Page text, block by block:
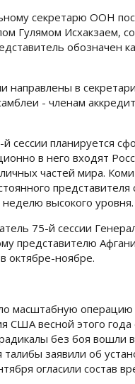
секретарю ООН
Гулямом Исхакзаем,
обозначен
направлены в
- членам
сессии планируется
в него входят
частей мира.
высокого уровня.
75-й сессии
представителю
октябре-ноябре.
масштабную операцию
США весной этого
без боя вошли
талибы заявили об
огласили состав